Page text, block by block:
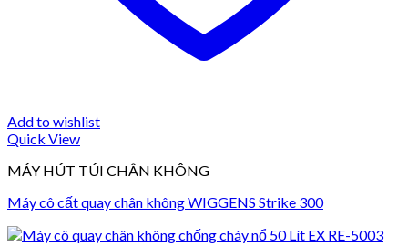
Add to wishlist
Quick View
MÁY HÚT TÚI CHÂN KHÔNG
Máy cô cất quay chân không WIGGENS Strike 300